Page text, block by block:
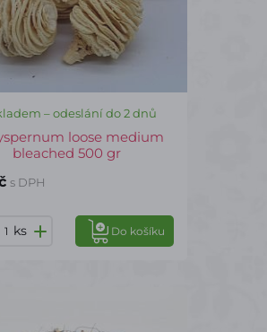
– odeslání do 2 dnů
loose medium
bleached 500 gr
s DPH
ks Do košíku